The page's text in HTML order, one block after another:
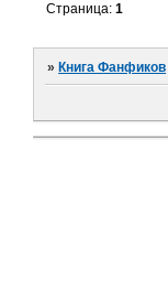
Страница:1
»Книга Фанфиков